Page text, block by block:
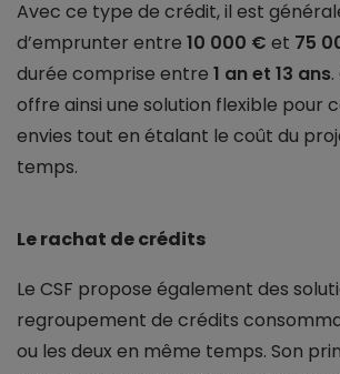
Avec ce type de crédit, il est
d’emprunter entre 10 000 € et 75
durée comprise entre 1 an et 13 ans
offre ainsi une solution flexible pour
envies tout en étalant le coût du
temps.
Le rachat de crédits
Le CSF propose également des
regroupement de crédits
ou les deux en même temps. Son